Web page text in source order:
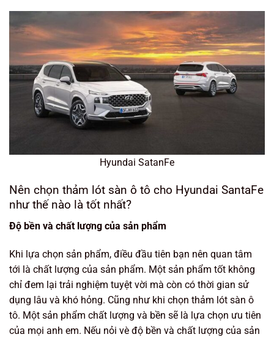
Hyundai SatanFe
Nên chọn thảm lót sàn ô tô cho Hyundai SantaFe
như thế nào là tốt nhất?
Độ bền và chất lượng của sản phẩm
Khi lựa chọn sản phẩm, điều đầu tiên bạn nên quan tâm
tới là chất lượng của sản phẩm. Một sản phẩm tốt không
chỉ đem lại trải nghiệm tuyệt vời mà còn có thời gian sử
dụng lâu và khó hỏng. Cũng như khi chọn thảm lót sàn ô
tô. Một sản phẩm chất lượng và bền sẽ là lựa chọn ưu tiên
của mọi anh em. Nếu nỏi vè độ bền và chất lượng của sản